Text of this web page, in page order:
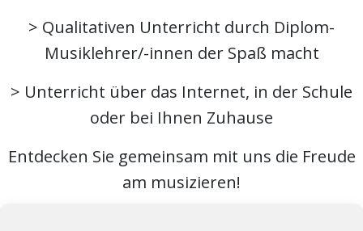
> Qualitativen Unterricht durch Diplom-
Musiklehrer/-innen der Spaß macht
> Unterricht über das Internet, in der Schule
oder bei Ihnen Zuhause
Entdecken Sie gemeinsam mit uns die Freude
am musizieren!